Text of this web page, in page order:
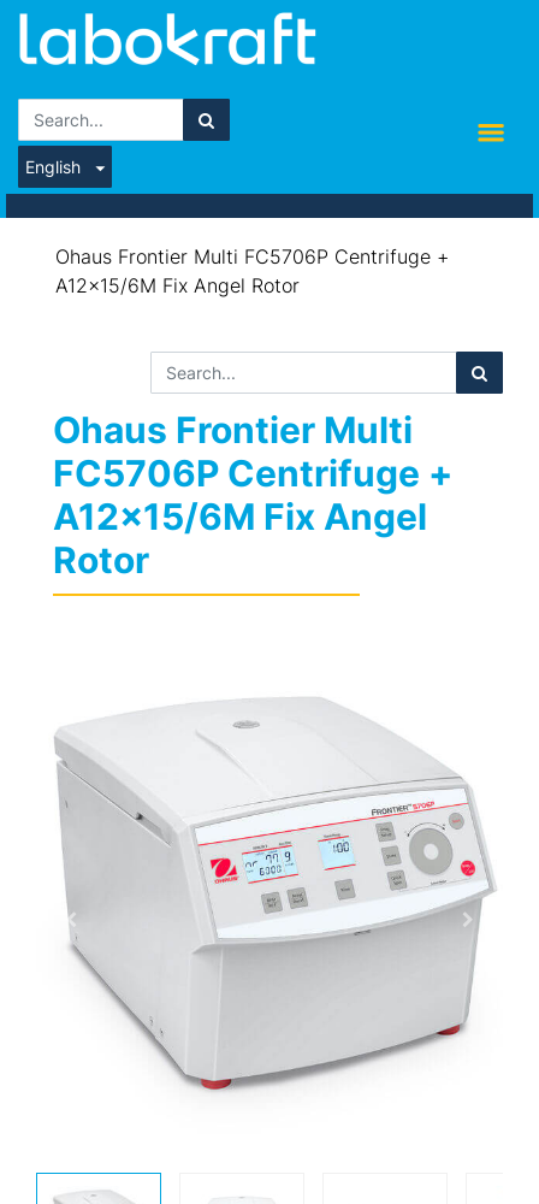
English
Ohaus Frontier Multi FC5706P Centrifuge +
A12×15/6M Fix Angel Rotor
Ohaus Frontier Multi
FC5706P Centrifuge +
A12×15/6M Fix Angel
Rotor